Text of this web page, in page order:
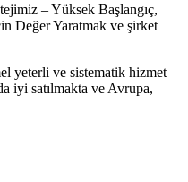
– Yüksek Başlangıç,
Değer Yaratmak ve şirket
yeterli ve sistematik hizmet
iyi satılmakta ve Avrupa,